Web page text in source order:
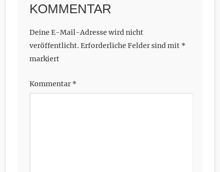
KOMMENTAR
Deine E-Mail-Adresse wird nicht
veröffentlicht. Erforderliche Felder sind mit *
markiert
Kommentar *